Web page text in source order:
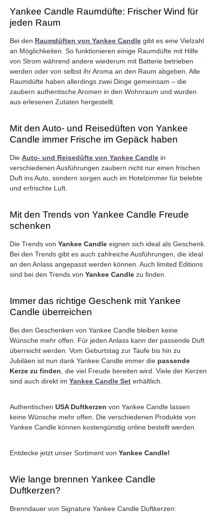
Yankee Candle Raumdüfte: Frischer Wind für
jeden Raum
Bei den Raumdüften von Yankee Candle gibt es eine Vielzahl
an Möglichkeiten. So funktionieren einige Raumdüfte mit Hilfe
von Strom während andere wiederum mit Batterie betrieben
werden oder von selbst ihr Aroma an den Raum abgeben. Alle
Raumdüfte haben allerdings zwei Dinge gemeinsam – die
zaubern authentische Aromen in den Wohnraum und wurden
aus erlesenen Zutaten hergestellt.
Mit den Auto- und Reisedüften von Yankee
Candle immer Frische im Gepäck haben
Die Auto- und Reisedüfte von Yankee Candle in
verschiedenen Ausführungen zaubern nicht nur einen frischen
Duft ins Auto, sondern sorgen auch im Hotelzimmer für belebte
und erfrischte Luft.
Mit den Trends von Yankee Candle Freude
schenken
Die Trends von Yankee Candle eignen sich ideal als Geschenk.
Bei den Trends gibt es auch zahlreiche Ausführungen, die ideal
an den Anlass angepasst werden können. Auch limited Editions
sind bei den Trends von Yankee Candle zu finden.
Immer das richtige Geschenk mit Yankee
Candle überreichen
Bei den Geschenken von Yankee Candle bleiben keine
Wünsche mehr offen. Für jeden Anlass kann der passende Duft
überreicht werden. Vom Geburtstag zur Taufe bis hin zu
Jubiläen ist nun dank Yankee Candle immer die passende
Kerze zu finden , die viel Freude bereiten wird. Viele der Kerzen
sind auch direkt im Yankee Candle Set erhältlich.
Authentischen USA Duftkerzen von Yankee Candle lassen
keine Wünsche mehr offen. Die verschiedenen Produkte von
Yankee Candle können kostengünstig online bestellt werden.
Entdecke jetzt unser Sortiment von Yankee Candle!
Wie lange brennen Yankee Candle
Duftkerzen?
Brenndauer von Signature Yankee Candle Duftkerzen: